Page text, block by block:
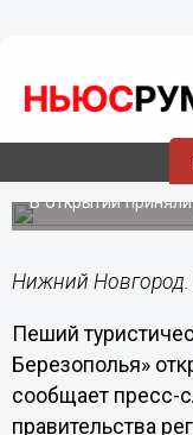
06.11.201811:44
Новый
В открытии
Нижний Новгород.
Пеший
Березополья»
сообщает пресс-
правительства